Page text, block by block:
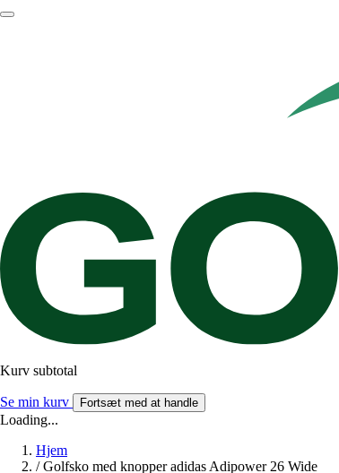
Kurv subtotal
Se min kurv Fortsæt med at handle
Loading...
Hjem
/ Golfsko med knopper adidas Adipower 26 Wide